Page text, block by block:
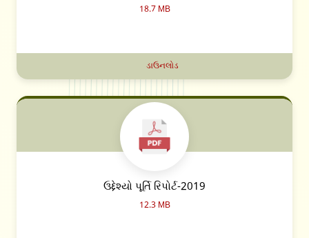
18.7 MB
ડાઉનલોડ
ઉદ્દેશ્યો પૂર્તિ રિપોર્ટ-2019
12.3 MB